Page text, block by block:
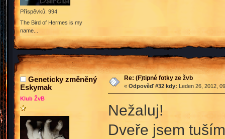
Příspěvků: 994
The Bird of Hermes is my
name...
Geneticky změněný
Eskymak
Klub ŽvB
Re: (F)tipné fotky ze žvb
« Odpověď #32 kdy: Leden 26, 2012,
Nežaluj!
Dveře jsem